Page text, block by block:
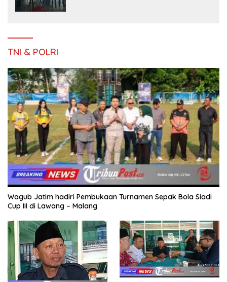
TNI & POLRI
Wagub Jatim hadiri Pembukaan Turnamen Sepak Bola Siadi
Cup III di Lawang – Malang